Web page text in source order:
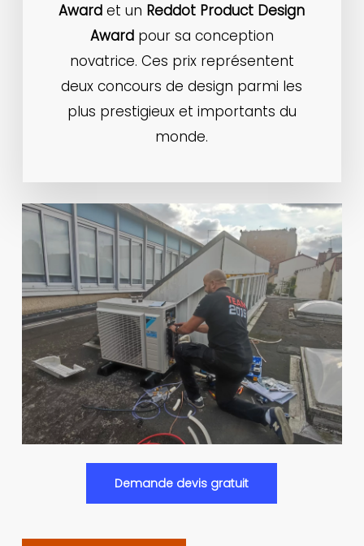
Award et un Reddot Product Design
Awardpour sa conception
novatrice. Ces prix représentent
deux concours de design parmi les
plus prestigieux et importants du
monde.
Demande devis gratuit